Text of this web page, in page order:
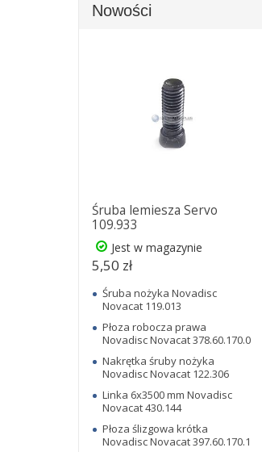
Nowości
Śruba lemiesza Servo
109.933
Jest w magazynie
5,50 zł
Śruba nożyka Novadisc
Novacat 119.013
Płoza robocza prawa
Novadisc Novacat 378.60.170.0
Nakrętka śruby nożyka
Novadisc Novacat 122.306
Linka 6x3500 mm Novadisc
Novacat 430.144
Płoza ślizgowa krótka
Novadisc Novacat 397.60.170.1